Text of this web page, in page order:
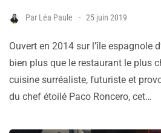
Par Léa Paule 25 juin 2019
Ouvert en 2014 sur l’île espagnole
bien plus que le restaurant le plus
cuisine surréaliste, futuriste et
du chef étoilé Paco Roncero, cet…